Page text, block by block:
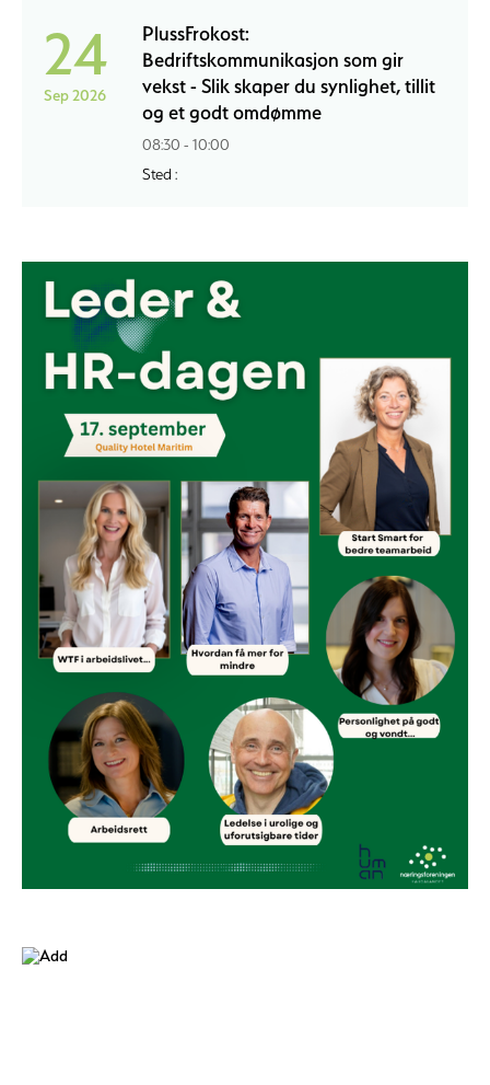
24
Sep 2026
PlussFrokost:
Bedriftskommunikasjon som gir
vekst - Slik skaper du synlighet, tillit
og et godt omdømme
08:30 - 10:00
Sted :